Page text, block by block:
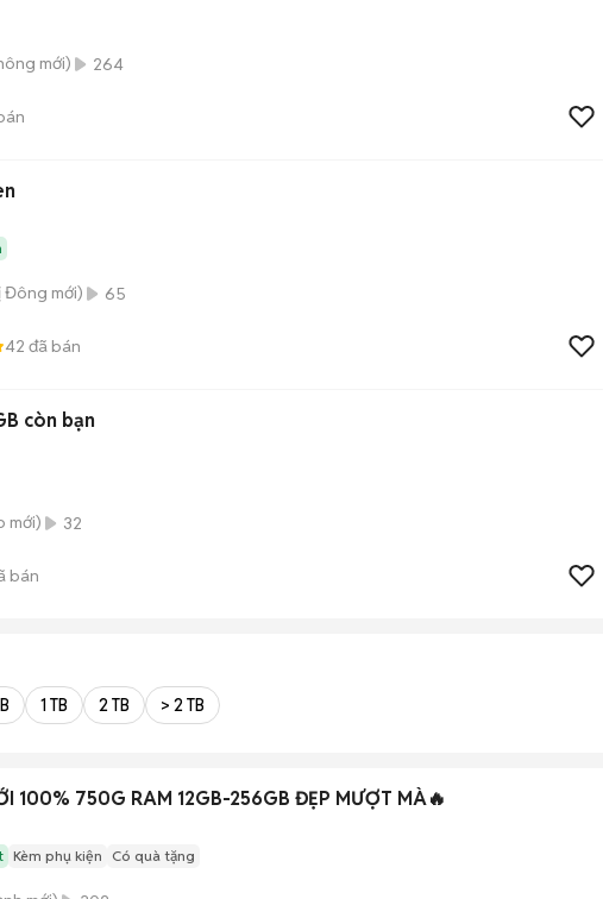
mới) 264
Đông mới) 65
42 đã bán
còn bạn
mới) 32
bán
1 TB 2 TB > 2 TB
100% 750G RAM 12GB-256GB ĐẸP MƯỢT MÀ🔥
Kèm phụ kiện Có quà tặng